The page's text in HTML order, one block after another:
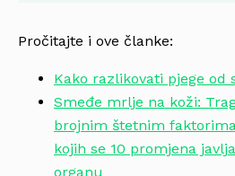
Pročitajte i ove članke:
Kako razlikovati pjege od
Smeđe mrlje na koži:
brojnim štetnim
kojih se 10 promjena
organu